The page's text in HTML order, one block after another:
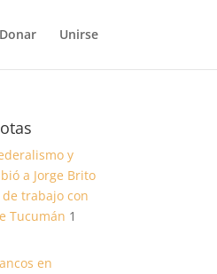
Donar Unirse
y
a Jorge Brito
trabajo con
Tucumán 1
en